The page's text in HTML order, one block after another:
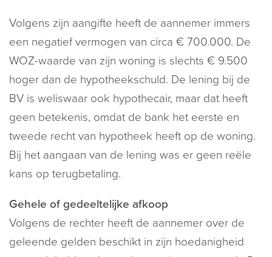
Volgens zijn aangifte heeft de aannemer immers
een negatief vermogen van circa € 700.000. De
WOZ-waarde van zijn woning is slechts € 9.500
hoger dan de hypotheekschuld. De lening bij de
BV is weliswaar ook hypothecair, maar dat heeft
geen betekenis, omdat de bank het eerste en
tweede recht van hypotheek heeft op de woning.
Bij het aangaan van de lening was er geen reële
kans op terugbetaling.
Gehele of gedeeltelijke afkoop
Volgens de rechter heeft de aannemer over de
geleende gelden beschikt in zijn hoedanigheid